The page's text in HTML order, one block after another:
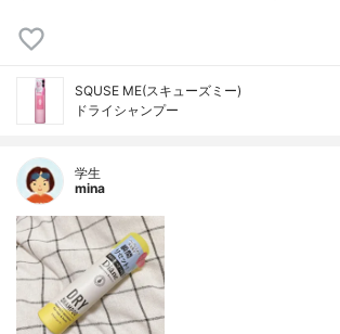
SQUSE ME(スキューズミー)
ドライシャンプー
学生
mina